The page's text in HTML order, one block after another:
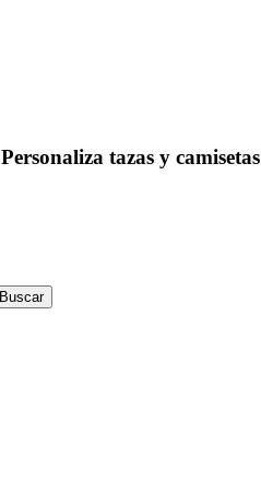
Personaliza tazas y camisetas
Buscar